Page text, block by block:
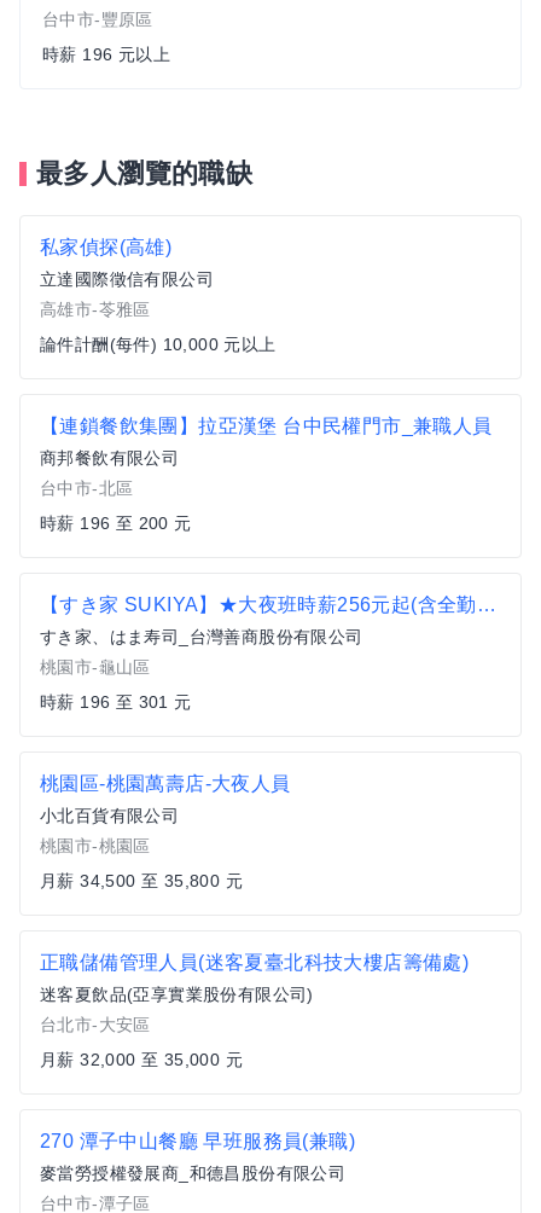
台中市-豐原區
時薪 196 元以上
最多人瀏覽的職缺
私家偵探(高雄)
立達國際徵信有限公司
高雄市-苓雅區
論件計酬(每件) 10,000 元以上
【連鎖餐飲集團】拉亞漢堡 台中民權門市_兼職人員
商邦餐飲有限公司
台中市-北區
時薪 196 至 200 元
【すき家 SUKIYA】★大夜班時薪256元起(含全勤加津貼)★ 桃園龜山店
すき家、はま寿司_台灣善商股份有限公司
桃園市-龜山區
時薪 196 至 301 元
桃園區-桃園萬壽店-大夜人員
小北百貨有限公司
桃園市-桃園區
月薪 34,500 至 35,800 元
正職儲備管理人員(迷客夏臺北科技大樓店籌備處)
迷客夏飲品(亞享實業股份有限公司)
台北市-大安區
月薪 32,000 至 35,000 元
270 潭子中山餐廳 早班服務員(兼職)
麥當勞授權發展商_和德昌股份有限公司
台中市-潭子區